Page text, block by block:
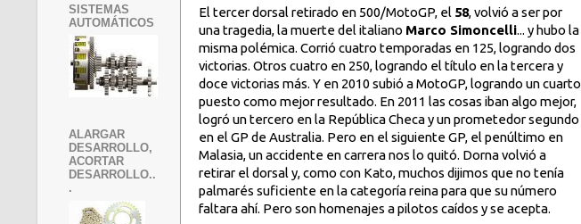
El tercer dorsal retirado en 500/MotoGP, el 58, volvió a ser por
una tragedia, la muerte del italiano Marco Simoncelli... y hubo la
misma polémica. Corrió cuatro temporadas en 125, logrando dos
victorias. Otros cuatro en 250, logrando el título en la tercera y
doce victorias más. Y en 2010 subió a MotoGP, logrando un cuarto
puesto como mejor resultado. En 2011 las cosas iban algo mejor,
logró un tercero en la República Checa y un prometedor segundo
en el GP de Australia. Pero en el siguiente GP, el penúltimo en
Malasia, un accidente en carrera nos lo quitó. Dorna volvió a
retirar el dorsal y, como con Kato, muchos dijimos que no tenía
palmarés suficiente en la categoría reina para que su número
faltara ahí. Pero son homenajes a pilotos caídos y se acepta.
SISTEMAS
AUTOMÁTICOS
ALARGAR
DESARROLLO,
ACORTAR
DESARROLLO..
.